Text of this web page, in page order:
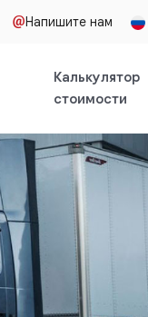
Напишите нам
Калькулятор
стоимости